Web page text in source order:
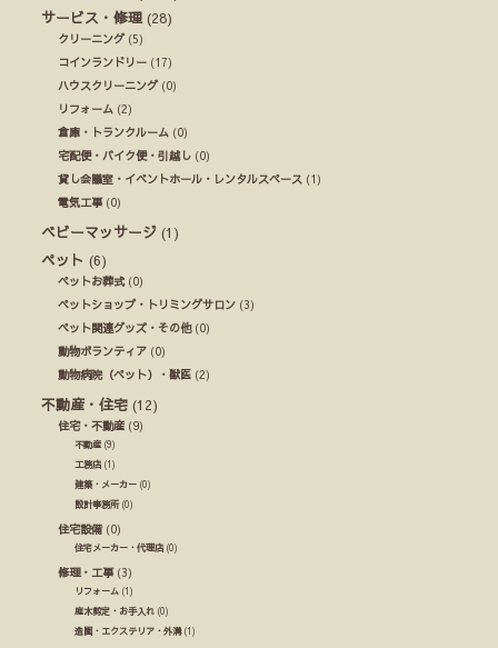
サービス・修理 (28)
クリーニング(5)
コインランドリー (17)
ハウスクリーニング(0)
リフォーム (2)
倉庫・トランクルーム (0)
宅配便・バイク便・引越し (0)
貸し会議室・イベントホール・レンタルスペース (1)
電気工事(0)
ベビーマッサージ (1)
ペット (6)
ペットお葬式(0)
ペットショップ・トリミングサロン (3)
ペット関連グッズ・その他(0)
動物ボランティア (0)
動物病院（ペット）・獣医 (2)
不動産・住宅 (12)
住宅・不動産 (9)
不動産 (9)
工務店 (1)
建築・メーカー (0)
設計事務所(0)
住宅設備(0)
住宅メーカー・代理店 (0)
修理・工事(3)
リフォーム (1)
庭木剪定・お手入れ (0)
造園・エクステリア・外溝(1)